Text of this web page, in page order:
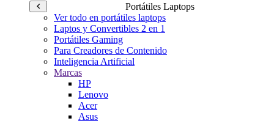
Portátiles Laptops
Ver todo en portátiles laptops
Laptos y Convertibles 2 en 1
Portátiles Gaming
Para Creadores de Contenido
Inteligencia Artificial
Marcas
HP
Lenovo
Acer
Asus